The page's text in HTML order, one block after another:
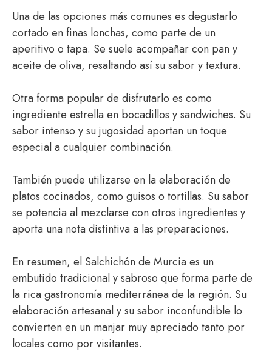
Una de las opciones más comunes es degustarlo
cortado en finas lonchas, como parte de un
aperitivo o tapa. Se suele acompañar con pan y
aceite de oliva, resaltando así su sabor y textura.
Otra forma popular de disfrutarlo es como
ingrediente estrella en bocadillos y sandwiches. Su
sabor intenso y su jugosidad aportan un toque
especial a cualquier combinación.
También puede utilizarse en la elaboración de
platos cocinados, como guisos o tortillas. Su sabor
se potencia al mezclarse con otros ingredientes y
aporta una nota distintiva a las preparaciones.
En resumen, el Salchichón de Murcia es un
embutido tradicional y sabroso que forma parte de
la rica gastronomía mediterránea de la región. Su
elaboración artesanal y su sabor inconfundible lo
convierten en un manjar muy apreciado tanto por
locales como por visitantes.